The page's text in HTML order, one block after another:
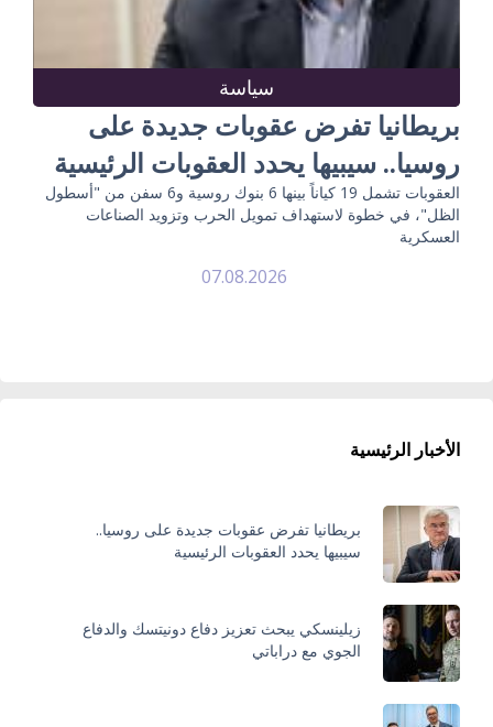
سياسة
بريطانيا تفرض عقوبات جديدة على
روسيا.. سيبيها يحدد العقوبات الرئيسية
العقوبات تشمل 19 كياناً بينها 6 بنوك روسية و6 سفن من "أسطول
الظل"، في خطوة لاستهداف تمويل الحرب وتزويد الصناعات
العسكرية
07.08.2026
الأخبار الرئيسية
بريطانيا تفرض عقوبات جديدة على روسيا..
سيبيها يحدد العقوبات الرئيسية
زيلينسكي يبحث تعزيز دفاع دونيتسك والدفاع
الجوي مع دراباتي